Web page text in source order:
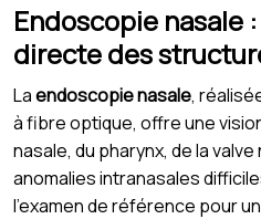
Endoscopie nasale
directe des
Laendoscopie nasale,
à fibre optique, offre une
nasale, du pharynx, de la
anomalies intranasales
l’examen de référence pour